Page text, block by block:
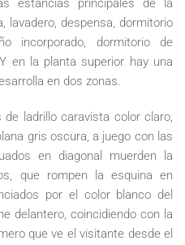
estancias principales de la
lavadero, despensa, dormitorio
incorporado, dormitorio de
en la planta superior hay una
en dos zonas.
ladrillo caravista color claro,
gris oscura, a juego con las
en diagonal muerden la
que rompen la esquina en
por el color blanco del
delantero, coincidiendo con la
que ve el visitante desde el